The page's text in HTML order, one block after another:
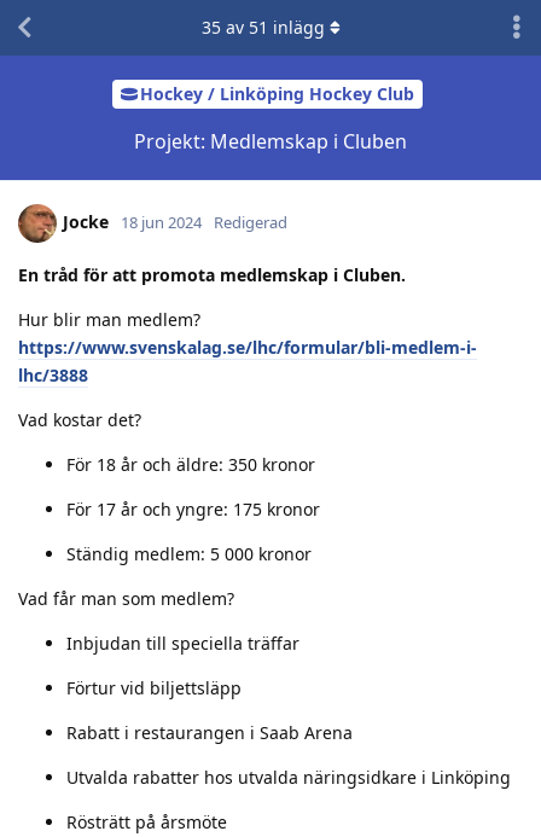
Hockey / Linköping Hockey Club
Projekt: Medlemskap i Cluben
35av 51 inlägg
Jocke 18 jun 2024 Redigerad
En tråd för att promota medlemskap i Cluben.
Hur blir man medlem?
https://www.svenskalag.se/lhc/formular/bli-medlem-i-
lhc/3888
Vad kostar det?
För 18 år och äldre: 350 kronor
För 17 år och yngre: 175 kronor
Ständig medlem: 5 000 kronor
Vad får man som medlem?
Inbjudan till speciella träffar
Förtur vid biljettsläpp
Rabatt i restaurangen i Saab Arena
Utvalda rabatter hos utvalda näringsidkare i Linköping
Rösträtt på årsmöte